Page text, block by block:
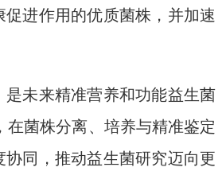
进作用的优质菌株，并加速
未来精准营养和功能益生菌
在菌株分离、培养与精准鉴定
同，推动益生菌研究迈向更